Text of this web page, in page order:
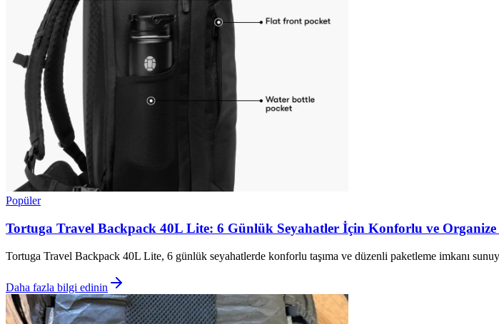
Popüler
Tortuga Travel Backpack 40L Lite: 6 Günlük Seyahatler İçin Konforlu ve Organize
Tortuga Travel Backpack 40L Lite, 6 günlük seyahatlerde konforlu taşıma ve düzenli paketleme imkanı
Daha fazla bilgi edinin